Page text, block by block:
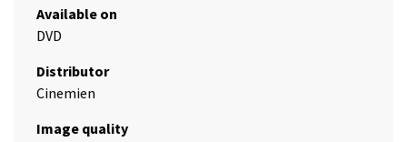
Available on
DVD
Distributor
Cinemien
Image quality